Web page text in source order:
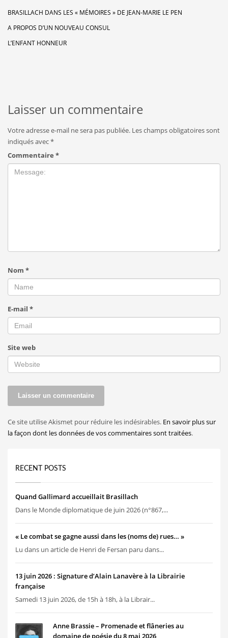
BRASILLACH DANS LES « MÉMOIRES » DE JEAN-MARIE LE PEN
A PROPOS D’UN NOUVEAU CONSUL
L’ENFANT HONNEUR
Laisser un commentaire
Votre adresse e-mail ne sera pas publiée. Les champs obligatoires sont
indiqués avec*
Commentaire *
Nom *
E-mail *
Site web
Ce site utilise Akismet pour réduire les indésirables. En savoir plus sur
la façon dont les données de vos commentaires sont traitées.
RECENT POSTS
Quand Gallimard accueillait Brasillach
Dans le Monde diplomatique de juin 2026 (n°867,...
« Le combat se gagne aussi dans les (noms de) rues… »
Lu dans un article de Henri de Fersan paru dans...
13 juin 2026 : Signature d’Alain Lanavère à la Librairie
française
Samedi 13 juin 2026, de 15h à 18h, à la Librair...
Anne Brassie – Promenade et flâneries au
domaine de poésie du 8 mai 2026